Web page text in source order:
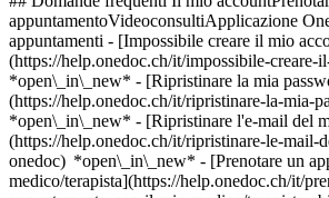
appuntamentoVideoconsultiApplicazione
appuntamenti - [Impossibile creare il mio
(https://help.onedoc.ch/it/impossibile-creare-
*open\_in\_new* - [Ripristinare la mia
(https://help.onedoc.ch/it/ripristinare-la-mia-
*open\_in\_new* - [Ripristinare l'e-mail del
(https://help.onedoc.ch/it/ripristinare-le-mail-
onedoc) *open\_in\_new* - [Prenotare un
medico/terapista](https://help.onedoc.ch/it/